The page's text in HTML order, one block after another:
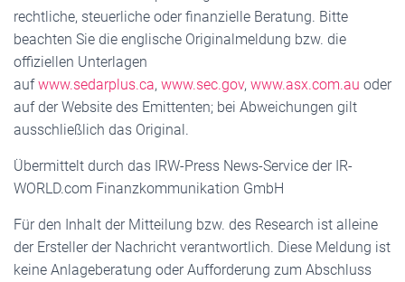
rechtliche, steuerliche oder finanzielle Beratung. Bitte
beachten Sie die englische Originalmeldung bzw. die
offiziellen Unterlagen
aufwww.sedarplus.ca, www.sec.gov, www.asx.com.au oder
auf der Website des Emittenten; bei Abweichungen gilt
ausschließlich das Original.
Übermittelt durch das IRW-Press News-Service der IR-
WORLD.com Finanzkommunikation GmbH
Für den Inhalt der Mitteilung bzw. des Research ist alleine
der Ersteller der Nachricht verantwortlich. Diese Meldung ist
keine Anlageberatung oder Aufforderung zum Abschluss